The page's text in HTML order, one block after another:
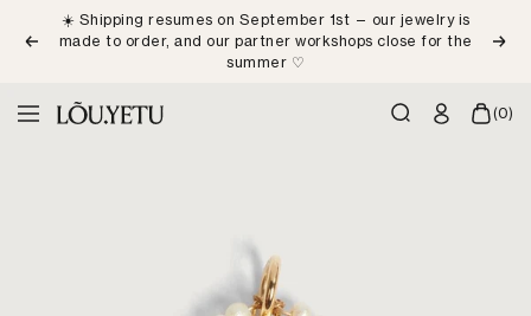
contentPrevious
☀️ Shipping resumes on September 1st — our jewelry is
made to order, and our partner workshops close for the
summer ♡
Next
NavigationLÕU.YETU
(0)